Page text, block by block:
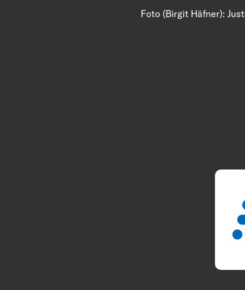
Foto (Birgit Häfner):